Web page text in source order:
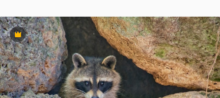
Премиум